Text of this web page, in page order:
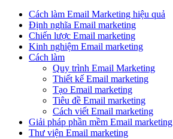
Cách làm Email Marketing hiệu quả
Định nghĩa Email marketing
Chiến lược Email marketing
Kinh nghiệm Email marketing
Cách làm
Quy trình Email Marketing
Thiết kế Email marketing
Tạo Email marketing
Tiêu đề Email marketing
Cách viết Email marketing
Giải pháp phần mềm Email marketing
Thư viện Email marketing